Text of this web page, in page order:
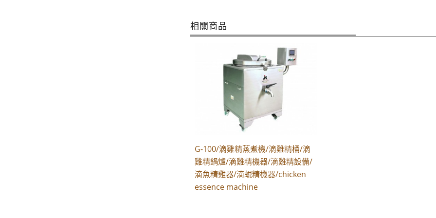
相關商品
G-100/滴雞精蒸煮機/滴雞精桶/滴
雞精鍋爐/滴雞精機器/滴雞精設備/
滴魚精雞器/滴蜆精機器/chicken
essence machine